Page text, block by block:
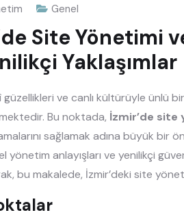
Genel
Site Yönetimi
Yaklaşımlar
ve canlı kültürüyle ünlü
Bu noktada, İzmir’de site
sağlamak adına büyük bir
yönetim anlayışları ve yenilikçi
bu makalede, İzmir’deki site